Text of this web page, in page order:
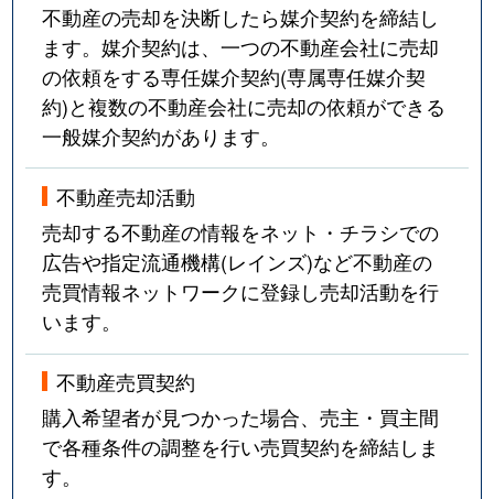
不動産の売却を決断したら媒介契約を締結し
ます。媒介契約は、一つの不動産会社に売却
の依頼をする専任媒介契約(専属専任媒介契
約)と複数の不動産会社に売却の依頼ができる
一般媒介契約があります。
不動産売却活動
売却する不動産の情報をネット・チラシでの
広告や指定流通機構(レインズ)など不動産の
売買情報ネットワークに登録し売却活動を行
います。
不動産売買契約
購入希望者が見つかった場合、売主・買主間
で各種条件の調整を行い売買契約を締結しま
す。